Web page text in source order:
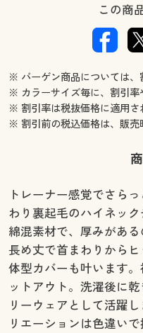
この商
※ バーゲン商品については、
※ カラーサイズ毎に、割引率
※ 割引率は税抜価格に適用さ
※ 割引前の税込価格は、販売
トレーナー感覚でさら
わり裏起毛のハイネッ
綿混素材で、厚みがあ
長め丈で首まわりから
体型カバーも叶います
ットアウト。洗濯後に
リーウェアとして活躍
リエーションは色違い